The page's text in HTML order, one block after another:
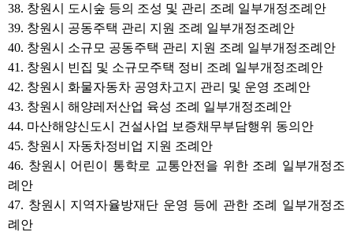
38. 창원시 도시숲 등의 조성 및 관리 조례 일부개정조례안
39. 창원시 공동주택 관리 지원 조례 일부개정조례안
40. 창원시 소규모 공동주택 관리 지원 조례 일부개정조례안
41. 창원시 빈집 및 소규모주택 정비 조례 일부개정조례안
42. 창원시 화물자동차 공영차고지 관리 및 운영 조례안
43. 창원시 해양레저산업 육성 조례 일부개정조례안
44. 마산해양신도시 건설사업 보증채무부담행위 동의안
45. 창원시 자동차정비업 지원 조례안
46. 창원시 어린이 통학로 교통안전을 위한 조례 일부개정조
례안
47. 창원시 지역자율방재단 운영 등에 관한 조례 일부개정조
례안